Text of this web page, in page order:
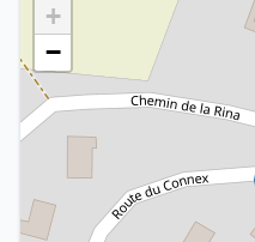
+
−